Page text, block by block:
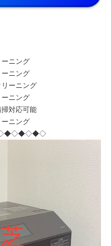
ニング
ニング
ーニング
ニング
対応可能
ニング